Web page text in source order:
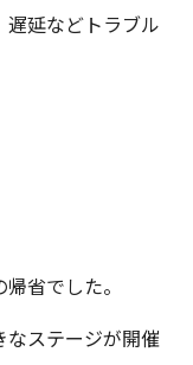
延などトラブル
省でした。
ステージが開催